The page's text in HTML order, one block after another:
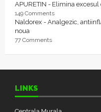
APURETIN - Elimina
149 Comments
Naldorex - Analgezic,
noua
77 Comments
LINKS